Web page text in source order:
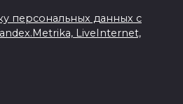
персональных данных с
LiveInternet,